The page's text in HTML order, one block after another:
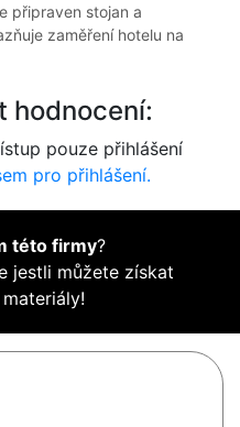
připraven stojan a
zaměření hotelu na
hodnocení:
pouze přihlášení
pro přihlášení.
této firmy?
jestli můžete získat